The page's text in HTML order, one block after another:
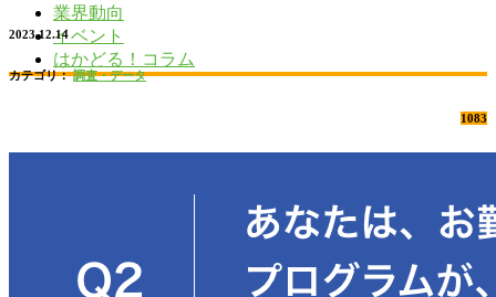
業界動向
イベント
はかどる！コラム
2023.12.14
カテゴリ： 調査・データ
1083